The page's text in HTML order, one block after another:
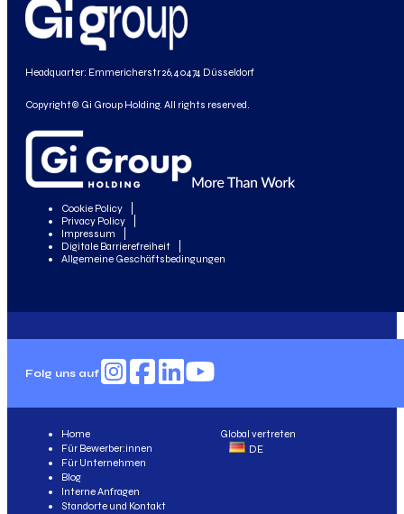
Headquarter: Emmericherstr 26, 40474 Düsseldorf
Copyright© Gi Group Holding. All rights reserved.
Cookie Policy
Privacy Policy
Impressum
Digitale Barrierefreiheit
Allgemeine Geschäftsbedingungen
Folg uns auf
Global vertreten
DE
Home
Für Bewerber:innen
Für Unternehmen
Blog
Interne Anfragen
Standorte und Kontakt